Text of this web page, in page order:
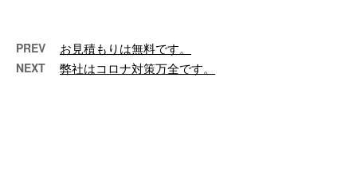
PREV お見積もりは無料です。
NEXT 弊社はコロナ対策万全です。